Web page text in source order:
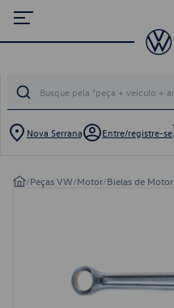
Nova Serrana Entre/registre-se
/Peças VW/Motor/Bielas de Motor